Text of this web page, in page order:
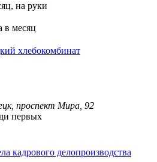
на руки
в месяц
хлебокомбинат
проспект Мира, 92
первых
кадрового делопроизводства